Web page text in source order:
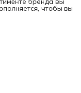
чтобы вы